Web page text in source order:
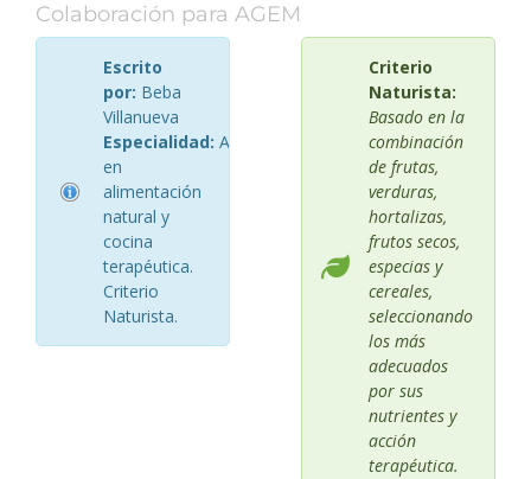
Colaboración para AGEM
Escrito
por: Beba
Villanueva
Especialidad: Asesora
en
alimentación
natural y
cocina
terapéutica.
Criterio
Naturista.
Criterio
Naturista:
Basado en la
combinación
de frutas,
verduras,
hortalizas,
frutos secos,
especias y
cereales,
seleccionando
los más
adecuados
por sus
nutrientes y
acción
terapéutica.